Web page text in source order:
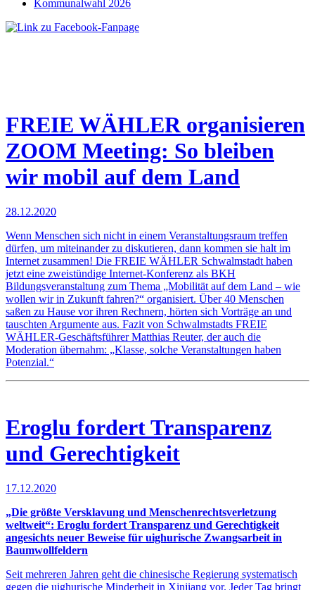
Kommunalwahl 2026
FREIE WÄHLER organisieren
ZOOM Meeting: So bleiben
wir mobil auf dem Land
28.12.2020
Wenn Menschen sich nicht in einem Veranstaltungsraum treffen
dürfen, um miteinander zu diskutieren, dann kommen sie halt im
Internet zusammen! Die FREIE WÄHLER Schwalmstadt haben
jetzt eine zweistündige Internet-Konferenz als BKH
Bildungsveranstaltung zum Thema „Mobilität auf dem Land – wie
wollen wir in Zukunft fahren?“ organisiert. Über 40 Menschen
saßen zu Hause vor ihren Rechnern, hörten sich Vorträge an und
tauschten Argumente aus. Fazit von Schwalmstadts FREIE
WÄHLER-Geschäftsführer Matthias Reuter, der auch die
Moderation übernahm: „Klasse, solche Veranstaltungen haben
Potenzial.“
Eroglu fordert Transparenz
und Gerechtigkeit
17.12.2020
„Die größte Versklavung und Menschenrechtsverletzung
weltweit“: Eroglu fordert Transparenz und Gerechtigkeit
angesichts neuer Beweise für uighurische Zwangsarbeit in
Baumwollfeldern
Seit mehreren Jahren geht die chinesische Regierung systematisch
gegen die uighurische Minderheit in Xinjiang vor. Jeder Tag bringt